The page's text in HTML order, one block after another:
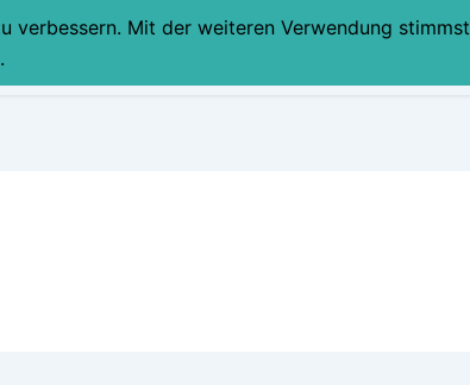
STARTSEITE
verbessern. Mit der weiteren Verwendung stimmst